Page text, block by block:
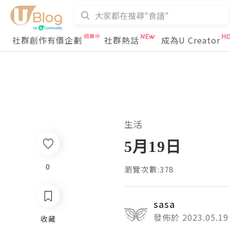
社群創作有價企劃 社群熱話 成為U Creator
生活
5月19日
瀏覽次數:378
sasa
發佈於 2023.05.19
0
收藏